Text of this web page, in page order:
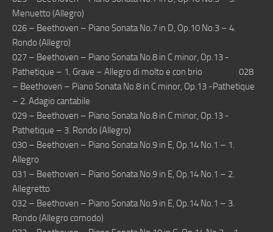
Menuetto (Allegro)
026 – Beethoven – Piano Sonata No.7 in D, Op.10 No.3 – 4.
Rondo (Allegro)
027 – Beethoven – Piano Sonata No.8 in C minor, Op.13 -
Pathetique – 1. Grave – Allegro di molto e con brio 028
– Beethoven – Piano Sonata No.8 in C minor, Op.13 -Pathetique
– 2. Adagio cantabile
029 – Beethoven – Piano Sonata No.8 in C minor, Op.13 -
Pathetique – 3. Rondo (Allegro)
030 – Beethoven – Piano Sonata No.9 in E, Op.14 No.1 – 1.
Allegro
031 – Beethoven – Piano Sonata No.9 in E, Op.14 No.1 – 2.
Allegretto
032 – Beethoven – Piano Sonata No.9 in E, Op.14 No.1 – 3.
Rondo (Allegro comodo)